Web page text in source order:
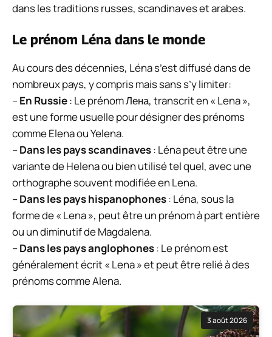
dans les traditions russes, scandinaves et arabes.
Le prénom Léna dans le monde
Au cours des décennies, Léna s’est diffusé dans de
nombreux pays, y compris mais sans s’y limiter:
–En Russie: Le prénom Лена, transcrit en « Lena »,
est une forme usuelle pour désigner des prénoms
comme Elena ou Yelena.
–Dans les pays scandinaves: Léna peut être une
variante de Helena ou bien utilisé tel quel, avec une
orthographe souvent modifiée en Lena.
–Dans les pays hispanophones: Léna, sous la
forme de « Lena », peut être un prénom à part entière
ou un diminutif de Magdalena.
–Dans les pays anglophones: Le prénom est
généralement écrit « Lena » et peut être relié à des
prénoms comme Alena.
3 août 2026